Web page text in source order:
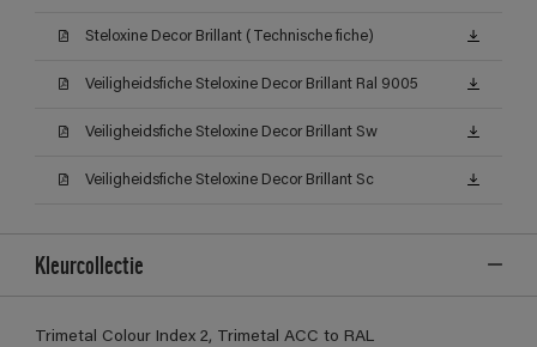
Steloxine Decor Brillant (Technische fiche)
Veiligheidsfiche Steloxine Decor Brillant Ral 9005
Veiligheidsfiche Steloxine Decor Brillant Sw
Veiligheidsfiche Steloxine Decor Brillant Sc
Kleurcollectie
Trimetal Colour Index 2, Trimetal ACC to RAL